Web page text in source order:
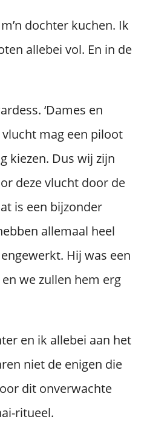
dochter kuchen. Ik
allebei vol. En in de
‘Dames en
mag een piloot
kiezen. Dus wij zijn
deze vlucht door de
is een bijzonder
allemaal heel
Hij was een
we zullen hem erg
en ik allebei aan het
niet de enigen die
dit onverwachte
ritueel.